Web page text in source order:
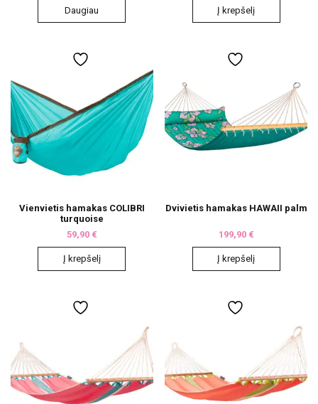
Daugiau Į krepšelį
Vienvietis hamakas COLIBRI
turquoise
59,90 €
Į krepšelį
Dvivietis hamakas HAWAII palm
199,90 €
Į krepšelį